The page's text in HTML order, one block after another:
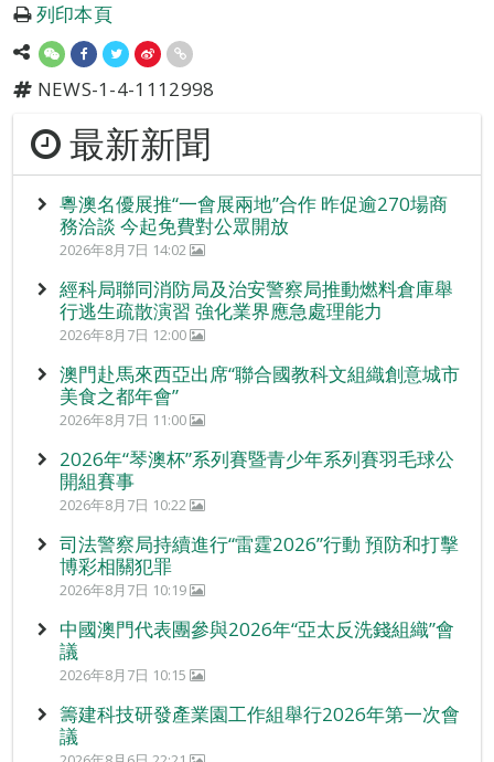
列印本頁
NEWS-1-4-1112998
最新新聞
粵澳名優展推“一會展兩地”合作 昨促逾270場商
務洽談 今起免費對公眾開放
2026年8月7日 14:02
經科局聯同消防局及治安警察局推動燃料倉庫舉
行逃生疏散演習 強化業界應急處理能力
2026年8月7日 12:00
澳門赴馬來西亞出席“聯合國教科文組織創意城市
美食之都年會”
2026年8月7日 11:00
2026年“琴澳杯”系列賽暨青少年系列賽羽毛球公
開組賽事
2026年8月7日 10:22
司法警察局持續進行“雷霆2026”行動 預防和打擊
博彩相關犯罪
2026年8月7日 10:19
中國澳門代表團參與2026年“亞太反洗錢組織”會
議
2026年8月7日 10:15
籌建科技研發產業園工作組舉行2026年第一次會
議